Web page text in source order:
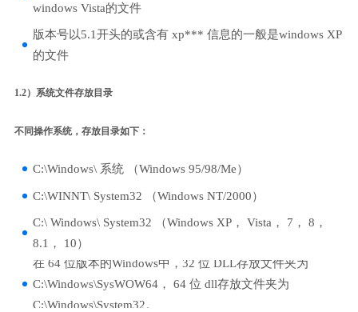
windows Vista的文件
版本号以5.1开头的或含有 xp*** 信息的一般是windows XP
的文件
1.2）系统文件存放目录
不同操作系统，存放目录如下：
C:\Windows\ 系统 （Windows 95/98/Me）
C:\WINNT\ System32 （Windows NT/2000）
C:\ Windows\ System32 （Windows XP， Vista， 7， 8，
8.1， 10）
在 64 位版本的Windows中，32 位 DLL存放文件夹为
C:\Windows\SysWOW64， 64 位 dll存放文件夹为
C:\Windows\System32。